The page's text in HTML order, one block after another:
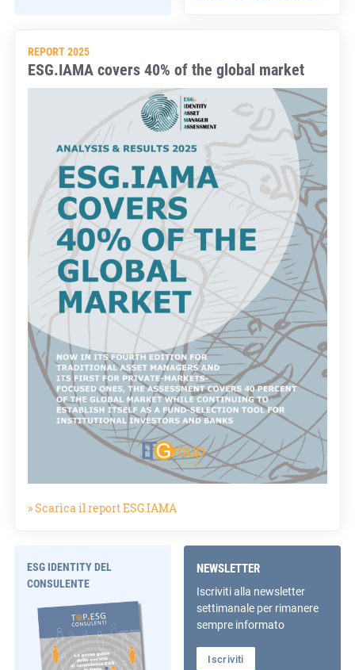
REPORT 2025
ESG.IAMA covers 40% of the global market
» Scarica il report ESG.IAMA
ESG IDENTITY DEL
CONSULENTE
NEWSLETTER
Iscriviti alla newsletter
settimanale per rimanere
sempre informato
Iscriviti